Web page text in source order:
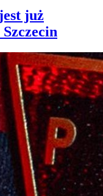
już